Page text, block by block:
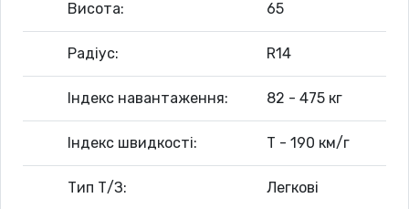
Висота: 65
Радіус: R14
Індекс навантаження: 82 - 475 кг
Індекс швидкості: T - 190 км/г
Тип Т/З: Легкові